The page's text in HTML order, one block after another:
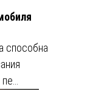
способна